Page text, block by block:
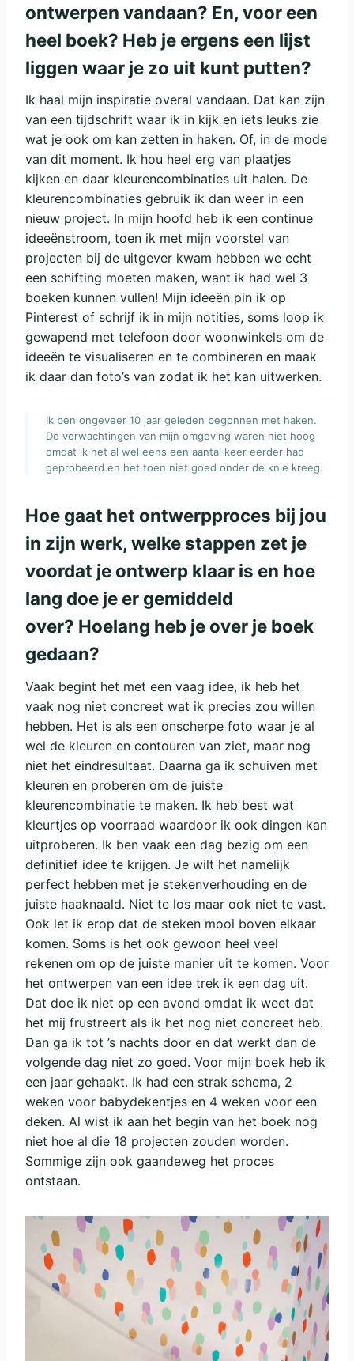
ontwerpen vandaan? En, voor een
heel boek? Heb je ergens een lijst
liggen waar je zo uit kunt putten?
Ik haal mijn inspiratie overal vandaan. Dat kan zijn
van een tijdschrift waar ik in kijk en iets leuks zie
wat je ook om kan zetten in haken. Of, in de mode
van dit moment. Ik hou heel erg van plaatjes
kijken en daar kleurencombinaties uit halen. De
kleurencombinaties gebruik ik dan weer in een
nieuw project. In mijn hoofd heb ik een continue
ideeënstroom, toen ik met mijn voorstel van
projecten bij de uitgever kwam hebben we echt
een schifting moeten maken, want ik had wel 3
boeken kunnen vullen! Mijn ideeën pin ik op
Pinterest of schrijf ik in mijn notities, soms loop ik
gewapend met telefoon door woonwinkels om de
ideeën te visualiseren en te combineren en maak
ik daar dan foto’s van zodat ik het kan uitwerken.
Ik ben ongeveer 10 jaar geleden begonnen met haken.
De verwachtingen van mijn omgeving waren niet hoog
omdat ik het al wel eens een aantal keer eerder had
geprobeerd en het toen niet goed onder de knie kreeg.
Hoe gaat het ontwerpproces bij jou
in zijn werk, welke stappen zet je
voordat je ontwerp klaar is en hoe
lang doe je er gemiddeld
over? Hoelang heb je over je boek
gedaan?
Vaak begint het met een vaag idee, ik heb het
vaak nog niet concreet wat ik precies zou willen
hebben. Het is als een onscherpe foto waar je al
wel de kleuren en contouren van ziet, maar nog
niet het eindresultaat. Daarna ga ik schuiven met
kleuren en proberen om de juiste
kleurencombinatie te maken. Ik heb best wat
kleurtjes op voorraad waardoor ik ook dingen kan
uitproberen. Ik ben vaak een dag bezig om een
definitief idee te krijgen. Je wilt het namelijk
perfect hebben met je stekenverhouding en de
juiste haaknaald. Niet te los maar ook niet te vast.
Ook let ik erop dat de steken mooi boven elkaar
komen. Soms is het ook gewoon heel veel
rekenen om op de juiste manier uit te komen. Voor
het ontwerpen van een idee trek ik een dag uit.
Dat doe ik niet op een avond omdat ik weet dat
het mij frustreert als ik het nog niet concreet heb.
Dan ga ik tot ’s nachts door en dat werkt dan de
volgende dag niet zo goed. Voor mijn boek heb ik
een jaar gehaakt. Ik had een strak schema, 2
weken voor babydekentjes en 4 weken voor een
deken. Al wist ik aan het begin van het boek nog
niet hoe al die 18 projecten zouden worden.
Sommige zijn ook gaandeweg het proces
ontstaan.